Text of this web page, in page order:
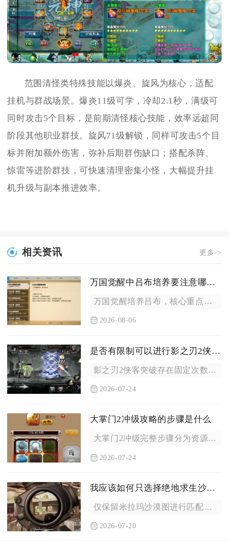
范围清怪类特殊技能以爆炎、旋风为核心，适配
挂机与群战场景。爆炎11级可学，冷却2.1秒，满级可
同时攻击5个目标，是前期清怪核心技能，效率远超同
阶段其他职业群技。旋风71级解锁，同样可攻击5个目
标并附加额外伤害，弥补后期群伤缺口；搭配杀阵、
惊雷等进阶群技，可快速清理密集小怪，大幅提升挂
机升级与副本推进效率。
相关资讯 更多->
万国觉醒中吕布培养要注意哪些细节
万国觉醒培养吕布，核心重点在于严格遵循技能升级顺序、区分场景...
2026-08-06
是否有限制可以进行影之刃2侠客的突破次数
影之刃2侠客突破存在固定次数上限，所有品质侠客统一拥有六次突...
2026-07-24
大掌门2冲级攻略的步骤是什么
大掌门2冲级完整步骤分为资源储备、主线推进、战力补强、日常元...
2026-07-24
我应该如何只选择绝地求生沙漠图
仅保留米拉玛沙漠图进行匹配，核心操作是在大厅地图选择面板取消...
2026-07-20